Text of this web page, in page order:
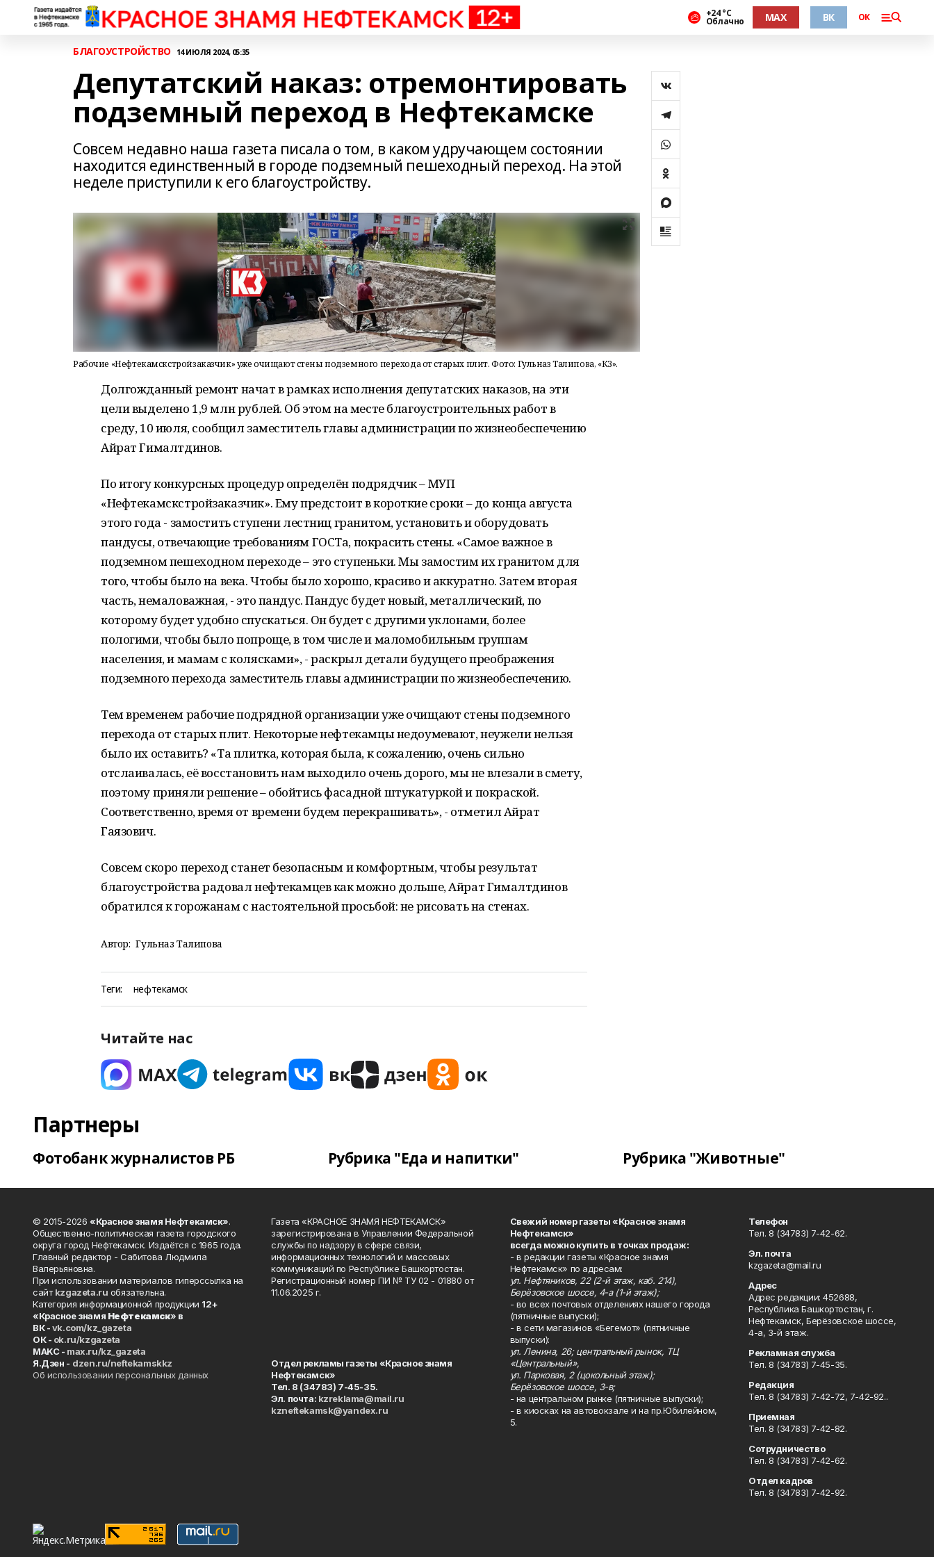
+24 °С
Облачно MAX ВК ОК
БЛАГОУСТРОЙСТВО 14 ИЮЛЯ 2024, 05:35
Депутатский наказ: отремонтировать
подземный переход в Нефтекамске
Совсем недавно наша газета писала о том, в каком удручающем состоянии
находится единственный в городе подземный пешеходный переход. На этой
неделе приступили к его благоустройству.
Рабочие «Нефтекамскстройзаказчик» уже очищают стены подземного перехода от старых плит. Фото: Гульназ Талипова, «КЗ».
Долгожданный ремонт начат в рамках исполнения депутатских наказов, на эти
цели выделено 1,9 млн рублей. Об этом на месте благоустроительных работ в
среду, 10 июля, сообщил заместитель главы администрации по жизнеобеспечению
Айрат Гималтдинов.
По итогу конкурсных процедур определён подрядчик – МУП
«Нефтекамскстройзаказчик». Ему предстоит в короткие сроки – до конца августа
этого года - замостить ступени лестниц гранитом, установить и оборудовать
пандусы, отвечающие требованиям ГОСТа, покрасить стены. «Самое важное в
подземном пешеходном переходе – это ступеньки. Мы замостим их гранитом для
того, чтобы было на века. Чтобы было хорошо, красиво и аккуратно. Затем вторая
часть, немаловажная, - это пандус. Пандус будет новый, металлический, по
которому будет удобно спускаться. Он будет с другими уклонами, более
пологими, чтобы было попроще, в том числе и маломобильным группам
населения, и мамам с колясками», - раскрыл детали будущего преображения
подземного перехода заместитель главы администрации по жизнеобеспечению.
Тем временем рабочие подрядной организации уже очищают стены подземного
перехода от старых плит. Некоторые нефтекамцы недоумевают, неужели нельзя
было их оставить? «Та плитка, которая была, к сожалению, очень сильно
отслаивалась, её восстановить нам выходило очень дорого, мы не влезали в смету,
поэтому приняли решение – обойтись фасадной штукатуркой и покраской.
Соответственно, время от времени будем перекрашивать», - отметил Айрат
Гаязович.
Совсем скоро переход станет безопасным и комфортным, чтобы результат
благоустройства радовал нефтекамцев как можно дольше, Айрат Гималтдинов
обратился к горожанам с настоятельной просьбой: не рисовать на стенах.
Автор: Гульназ Талипова
Теги: нефтекамск
Читайте нас
Партнеры
Фотобанк журналистов РБ Рубрика "Еда и напитки" Рубрика "Животные"
© 2015-2026 «Красное знамя Нефтекамск».
Общественно-политическая газета городского
округа город Нефтекамск. Издаётся с 1965 года.
Главный редактор - Сабитова Людмила
Валерьяновна.
При использовании материалов гиперссылка на
сайтkzgazeta.ru обязательна.
Категория информационной продукции 12+
«Красное знамя Нефтекамск» в
ВК -vk.com/kz_gazeta
ОК - ok.ru/kzgazeta
MAKC - max.ru/kz_gazeta
Я.Дзен - dzen.ru/neftekamskkz
Об использовании персональных данных
Газета «КРАСНОЕ ЗНАМЯ НЕФТЕКАМСК»
зарегистрирована в Управлении Федеральной
службы по надзору в сфере связи,
информационных технологий и массовых
коммуникаций по Республике Башкортостан.
Регистрационный номер ПИ № ТУ 02 - 01880 от
11.06.2025 г.
Отдел рекламы газеты «Красное знамя
Нефтекамск»
Тел. 8 (34783) 7-45-35.
Эл. почта: kzreklama@mail.ru
kzneftekamsk@yandex.ru
Свежий номер газеты «Красное знамя
Нефтекамск»
всегда можно купить в точках продаж:
- в редакции газеты «Красное знамя
Нефтекамск» по адресам:
ул. Нефтяников, 22 (2-й этаж, каб. 214),
Берёзовское шоссе, 4-а (1-й этаж);
- во всех почтовых отделениях нашего города
(пятничные выпуски);
- в сети магазинов «Бегемот» (пятничные
выпуски):
ул. Ленина, 26; центральный рынок, ТЦ
«Центральный»,
ул. Парковая, 2 (цокольный этаж);
Берёзовское шоссе, 3-в;
- на центральном рынке (пятничные выпуски);
- в киосках на автовокзале и на пр.Юбилейном,
5.
Телефон
Тел. 8 (34783) 7-42-62.
Эл. почта
kzgazeta@mail.ru
Адрес
Адрес редакции: 452688,
Республика Башкортостан, г.
Нефтекамск, Берёзовское шоссе,
4-а, 3-й этаж.
Рекламная служба
Тел. 8 (34783) 7-45-35.
Редакция
Тел. 8 (34783) 7-42-72, 7-42-92..
Приемная
Тел. 8 (34783) 7-42-82.
Сотрудничество
Тел. 8 (34783) 7-42-62.
Отдел кадров
Тел. 8 (34783) 7-42-92.